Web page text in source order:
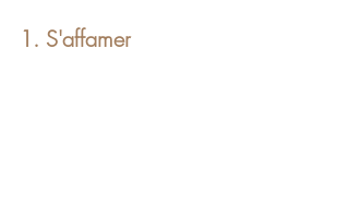
1. S'affamer